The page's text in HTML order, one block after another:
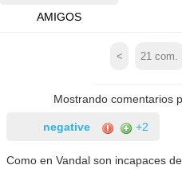
AMIGOS
< 21 com.
Mostrando comentarios
negative +2
Como en Vandal son incapaces